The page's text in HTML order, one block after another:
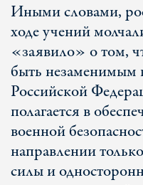
Иными словами,
ходе учений
«заявило» о том,
быть
Российской
полагается в
военной
направлении
силы и